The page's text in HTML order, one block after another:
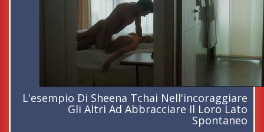
L'esempio Di Sheena Tchai Nell'incoraggiare
Gli Altri Ad Abbracciare Il Loro Lato
Spontaneo